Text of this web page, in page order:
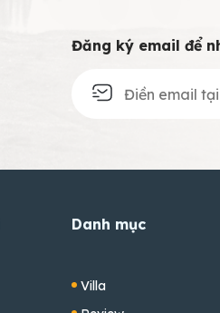
Đăng ký email để
Danh mục
Villa